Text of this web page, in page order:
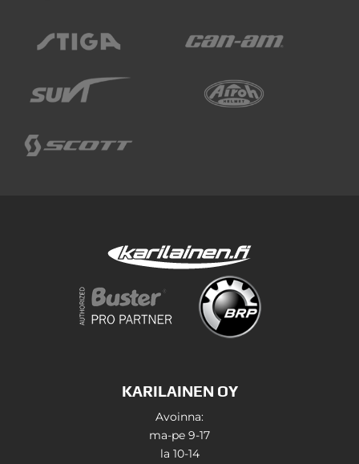
KARILAINEN OY
Avoinna:
ma-pe 9-17
la 10-14